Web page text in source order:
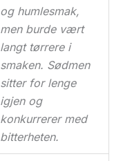
og humlesmak,
men burde vært
langt tørrere i
smaken. Sødmen
sitter for lenge
igjen og
konkurrerer med
bitterheten.